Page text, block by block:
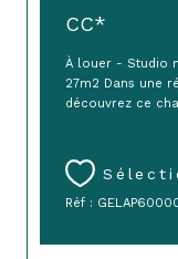
CC*
À louer - Studio
27m2 Dans une
découvrez ce
Réf :